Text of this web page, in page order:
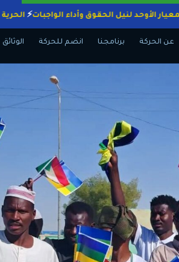
هي المعيار الأوحد لنيل الحقوق وأداء الواجبات
عن الحركة برنامجنا انضم للحركة الوثائق